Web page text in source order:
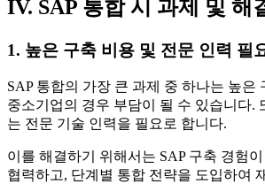
IV. SAP 통합 시 과제 및 해
1. 높은 구축 비용 및 전문 인력 필
SAP 통합의 가장 큰 과제 중 하나는 높은
중소기업의 경우 부담이 될 수 있습니다.
는 전문 기술 인력을 필요로 합니다.
이를 해결하기 위해서는 SAP 구축 경험
협력하고, 단계별 통합 전략을 도입하여